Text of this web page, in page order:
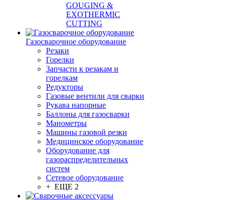
GOUGING &
EXOTHERMIC
CUTTING
Газосварочное оборудование
Резаки
Горелки
Запчасти к резакам и
горелкам
Редукторы
Газовые вентили для сварки
Рукава напорные
Баллоны для газосварки
Манометры
Машины газовой резки
Медицинское оборудование
Оборудование для
газораспределительных
систем
Сетевое оборудование
+ ЕЩЕ 2